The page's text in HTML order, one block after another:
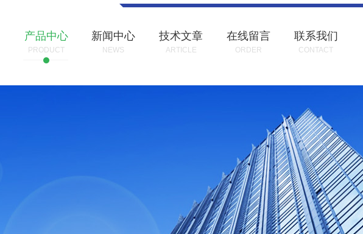
产品中心
PRODUCT
新闻中心
NEWS
技术文章
ARTICLE
在线留言
ORDER
联系我们
CONTACT